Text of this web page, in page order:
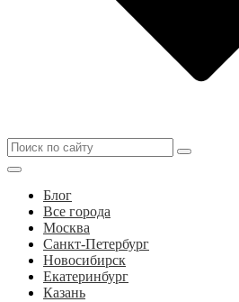
Блог
Все города
Москва
Санкт-Петербург
Новосибирск
Екатеринбург
Казань